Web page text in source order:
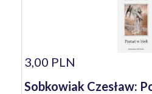
3,00 PLN
Sobkowiak Czesław: